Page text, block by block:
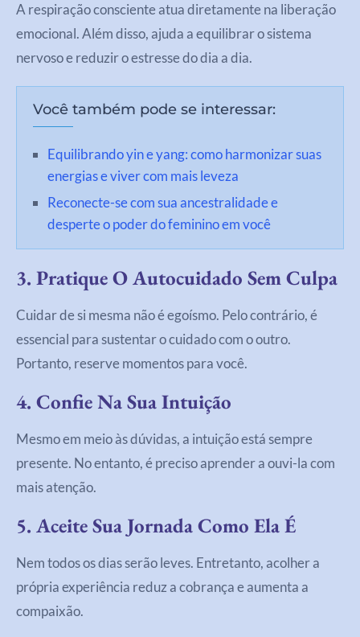
A respiração consciente atua diretamente na liberação
emocional. Além disso, ajuda a equilibrar o sistema
nervoso e reduzir o estresse do dia a dia.
Você também pode se interessar:
Equilibrando yin e yang: como harmonizar suas
energias e viver com mais leveza
Reconecte-se com sua ancestralidade e
desperte o poder do feminino em você
3. Pratique O Autocuidado Sem Culpa
Cuidar de si mesma não é egoísmo. Pelo contrário, é
essencial para sustentar o cuidado com o outro.
Portanto, reserve momentos para você.
4. Confie Na Sua Intuição
Mesmo em meio às dúvidas, a intuição está sempre
presente. No entanto, é preciso aprender a ouvi-la com
mais atenção.
5. Aceite Sua Jornada Como Ela É
Nem todos os dias serão leves. Entretanto, acolher a
própria experiência reduz a cobrança e aumenta a
compaixão.